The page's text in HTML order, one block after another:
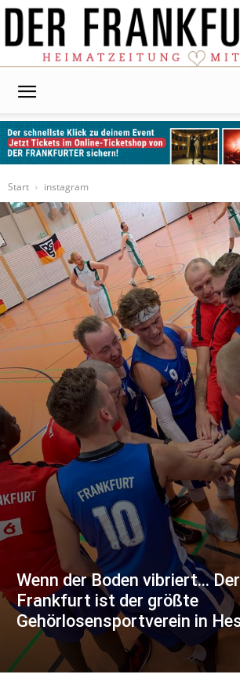
Start
instagram
Wenn der Boden vibriert…
Frankfurt ist der größte
Gehörlosensportverein in